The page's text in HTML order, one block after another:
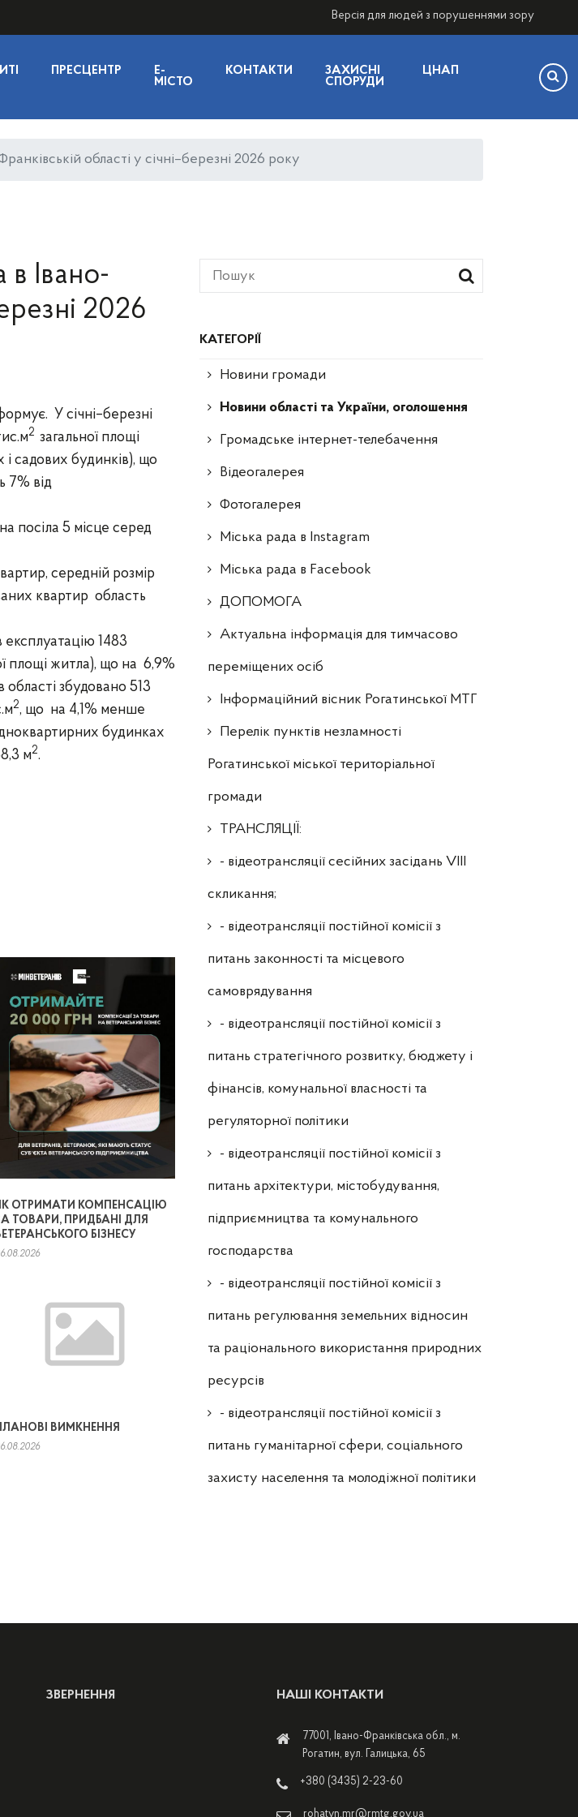
Версія для людей з порушеннями зору
ПРЕСЦЕНТР
E-
МІСТО
КОНТАКТИ
ЗАХИСНІ
СПОРУДИ
ЦНАП
області у січні–березні 2026 року
КАТЕГОРІЇ
Новини громади
Новини області та України, оголошення
Громадське інтернет-телебачення
Відеогалерея
Фотогалерея
Міська рада в Instagram
Міська рада в Facebook
ДОПОМОГА
Актуальна інформація для тимчасово
переміщених осіб
Інформаційний вісник Рогатинської МТГ
Перелік пунктів незламності
Рогатинської міської територіальної
громади
ТРАНСЛЯЦІЇ:
- відеотрансляції сесійних засідань VIII
скликання;
- відеотрансляції постійної комісії з
питань законності та місцевого
самоврядування
- відеотрансляції постійної комісії з
питань стратегічного розвитку, бюджету і
фінансів, комунальної власності та
регуляторної політики
- відеотрансляції постійної комісії з
питань архітектури, містобудування,
підприємництва та комунального
господарства
- відеотрансляції постійної комісії з
питань регулювання земельних відносин
та раціонального використання природних
ресурсів
- відеотрансляції постійної комісії з
питань гуманітарної сфери, соціального
захисту населення та молодіжної політики
в Івано-
2026
У січні–березні
2 загальної площі
садових будинків), що
7% від
посіла 5 місце серед
середній розмір
квартир область
1483
площі житла), що на 6,9%
області збудовано 513
2, що на 4,1% менше
будинках
м2.
ОТРИМАТИ КОМПЕНСАЦІЮ
ТОВАРИ, ПРИДБАНІ ДЛЯ
БІЗНЕСУ
ВИМКНЕННЯ
ЗВЕРНЕННЯ НАШІ КОНТАКТИ
77001, Івано-Франківська обл., м.
Рогатин, вул. Галицька, 65
+380 (3435) 2-23-60
rohatyn.mr@rmtg.gov.ua